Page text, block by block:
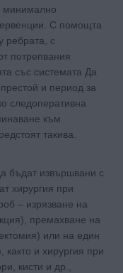
минимално
С помощта
ребрата, с
потрепвания
със системата Да
и период за
следоперативна
към
такива.
бъдат извършвани с
хирургия при
– изрязване на
премахване на
или на един
и хирургия при
кисти и др.,